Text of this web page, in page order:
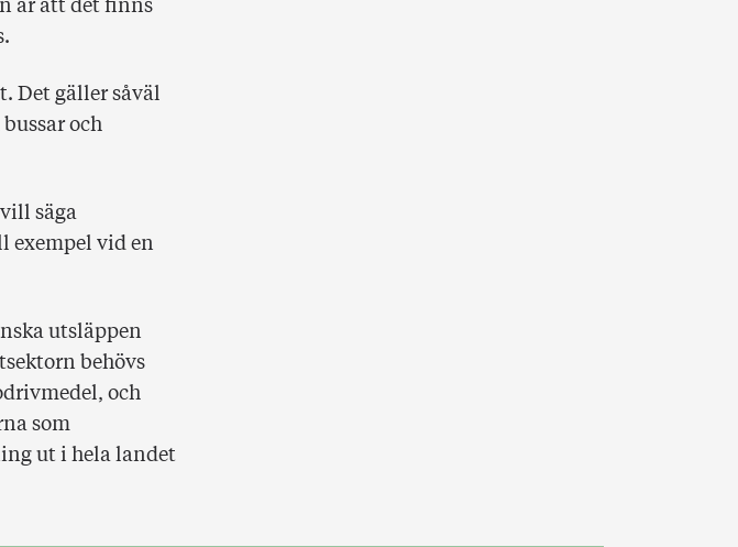
är att det finns
Det gäller såväl
och
säga
exempel vid en
utsläppen
behövs
och
som
ut i hela landet